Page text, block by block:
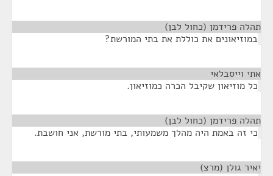
תהלה פרידמן (כחול לבן)
במוזיאונים את כוללת את בתי המורשת?
אתי וייסבלאי
כל מוזיאון שקיבל הכרה כמוזיאון.
תהלה פרידמן (כחול לבן)
כי זה באמת היה מהלך משמעותי, בתי מורשת, אני חושבת.
יאיר גולן (מרצ)